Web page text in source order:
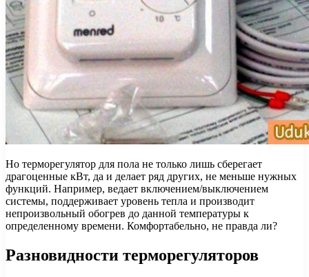
Но терморегулятор для пола не только лишь сберегает
драгоценные кВт, да и делает ряд других, не меньше нужных
функций. Например, ведает включением/выключением
системы, поддерживает уровень тепла и производит
непроизвольный обогрев до данной температуры к
определенному времени. Комфортабельно, не правда ли?
Разновидности терморегуляторов